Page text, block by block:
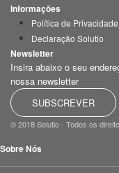
Informações
Política de Privacidade
Declaração Solutio
Newsletter
Insira abaixo o seu
nossa newsletter
SUBSCREVER
© 2018 Solutio - Todos os
Sobre Nós